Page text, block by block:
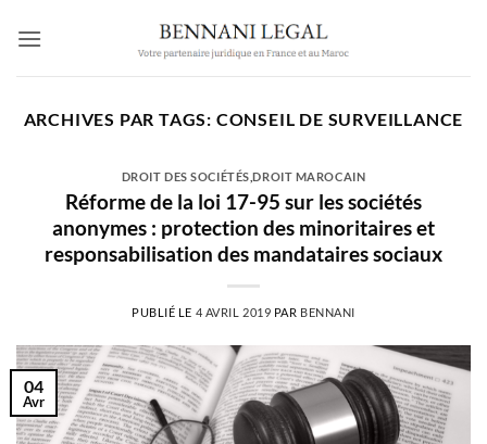
ARCHIVES PAR TAGS: CONSEIL DE SURVEILLANCE
DROIT DES SOCIÉTÉS ,DROIT MAROCAIN
Réforme de la loi 17-95 sur les sociétés
anonymes : protection des minoritaires et
responsabilisation des mandataires sociaux
PUBLIÉ LE 4 AVRIL 2019 PAR BENNANI
04
Avr